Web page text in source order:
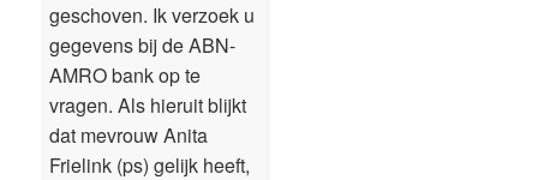
geschoven. Ik verzoek u
gegevens bij de ABN-
AMRO bank op te
vragen. Als hieruit blijkt
dat mevrouw Anita
Frielink (ps) gelijk heeft,